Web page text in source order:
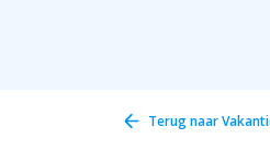
Terug naar